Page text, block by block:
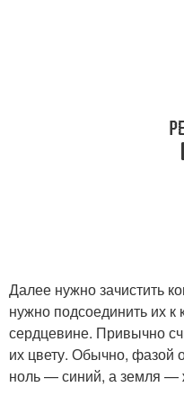
Далее нужно зачистить
нужно подсоединить их к
сердцевине. Привычно
их цвету. Обычно, фазой
ноль — синий, а земля —